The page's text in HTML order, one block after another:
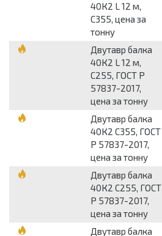
40К2 L 12 м,
С355, цена за
тонну
Двутавр балка
40К2 L 12 м,
С255, ГОСТ Р
57837-2017,
цена за тонну
Двутавр балка
40К2 С355, ГОСТ
Р 57837-2017,
цена за тонну
Двутавр балка
40К2 С255, ГОСТ
Р 57837-2017,
цена за тонну
Двутавр балка